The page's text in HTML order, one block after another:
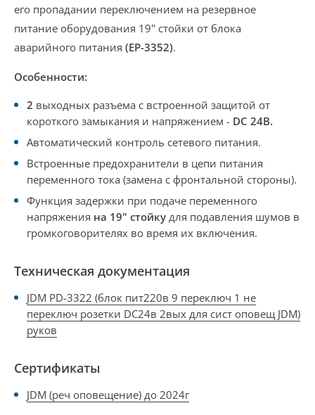
его пропадании переключением на резервное
питание оборудования 19" стойки от блока
аварийного питания (EP-3352).
Особенности:
2 выходных разъема с встроенной защитой от
короткого замыкания и напряжением - DC 24В.
Автоматический контроль сетевого питания.
Встроенные предохранители в цепи питания
переменного тока (замена с фронтальной стороны).
Функция задержки при подаче переменного
напряжения на 19" стойку для подавления шумов в
громкоговорителях во время их включения.
Техническая документация
JDM PD-3322 (блок пит220в 9 переключ 1 не
переключ розетки DC24в 2вых для сист оповещ JDM)
руков
Сертификаты
JDM (реч оповещение) до 2024г